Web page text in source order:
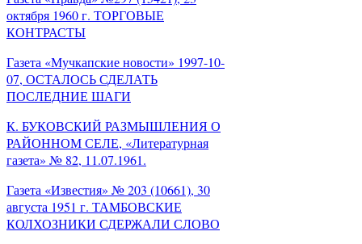
октября 1960 г. ТОРГОВЫЕ
КОНТРАСТЫ
Газета «Мучкапские новости» 1997-10-
07, ОСТАЛОСЬ СДЕЛАТЬ
ПОСЛЕДНИЕ ШАГИ
К. БУКОВСКИЙ РАЗМЫШЛЕНИЯ О
РАЙОННОМ СЕЛЕ, «Литературная
газета» № 82, 11.07.1961.
Газета «Известия» № 203 (10661), 30
августа 1951 г. ТАМБОВСКИЕ
КОЛХОЗНИКИ СДЕРЖАЛИ СЛОВО